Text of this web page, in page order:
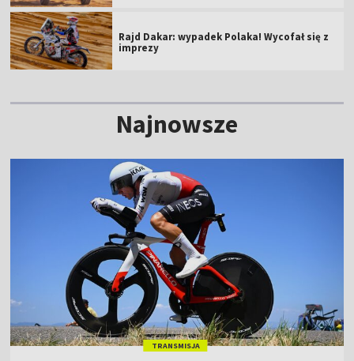
Rajd Dakar: wypadek Polaka! Wycofał się z
imprezy
Najnowsze
TRANSMISJA